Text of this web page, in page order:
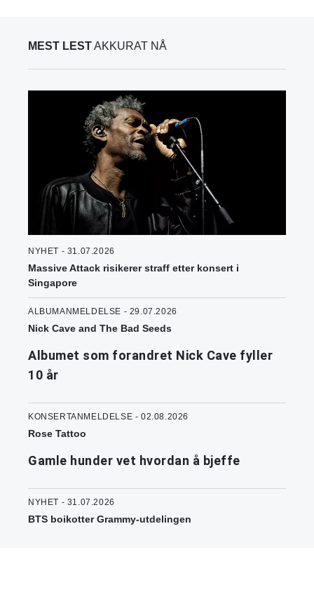
MEST LESTAKKURAT NÅ
NYHET - 31.07.2026
Massive Attack risikerer straff etter konsert i
Singapore
ALBUMANMELDELSE - 29.07.2026
Nick Cave and The Bad Seeds
Albumet som forandret Nick Cave fyller
10 år
KONSERTANMELDELSE - 02.08.2026
Rose Tattoo
Gamle hunder vet hvordan å bjeffe
NYHET - 31.07.2026
BTS boikotter Grammy-utdelingen